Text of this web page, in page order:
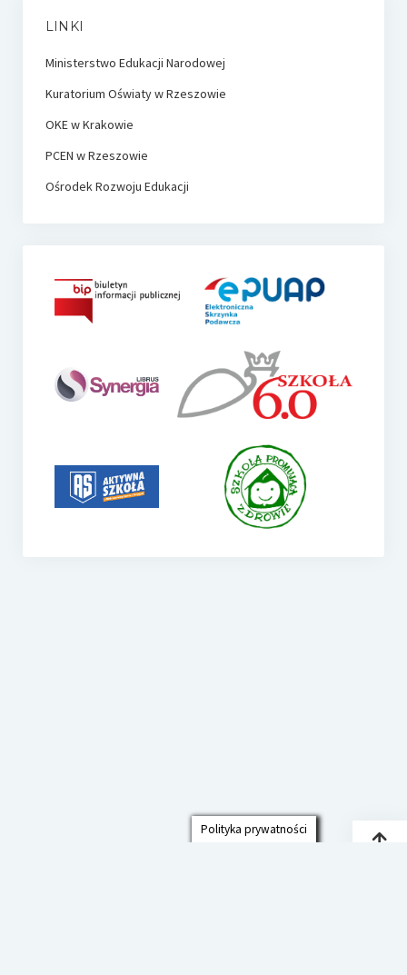
LINKI
Ministerstwo Edukacji Narodowej
Kuratorium Oświaty w Rzeszowie
OKE w Krakowie
PCEN w Rzeszowie
Ośrodek Rozwoju Edukacji
Polityka prywatności